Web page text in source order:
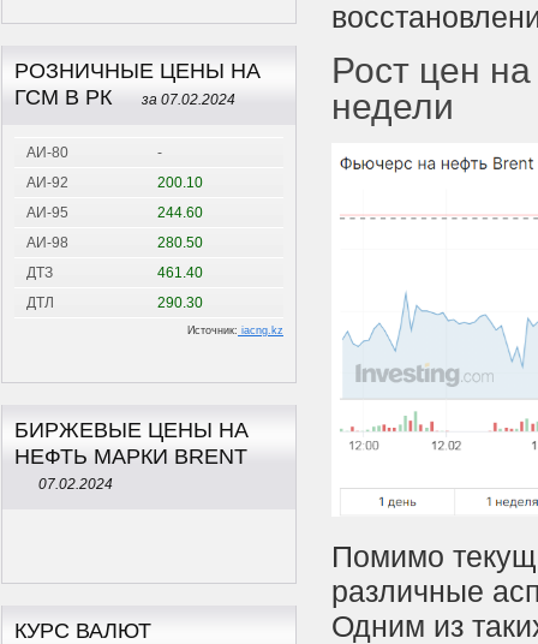
РОЗНИЧНЫЕ ЦЕНЫ НА
ГСМ В РК
за 07.02.2024
АИ-80
-
АИ-92
200.10
АИ-95
244.60
АИ-98
280.50
ДТЗ
461.40
ДТЛ
290.30
Источник: iacng.kz
БИРЖЕВЫЕ ЦЕНЫ НА
НЕФТЬ МАРКИ BRENT
07.02.2024
КУРС ВАЛЮТ
Рост цен
недели
Помимо
различные
Одним из